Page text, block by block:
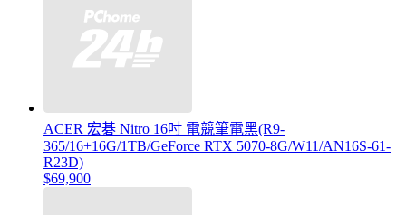
ACER 宏碁 Nitro 16吋 電競筆電黑(R9-
365/16+16G/1TB/GeForce RTX 5070-8G/W11/AN16S-61-
R23D)
$69,900